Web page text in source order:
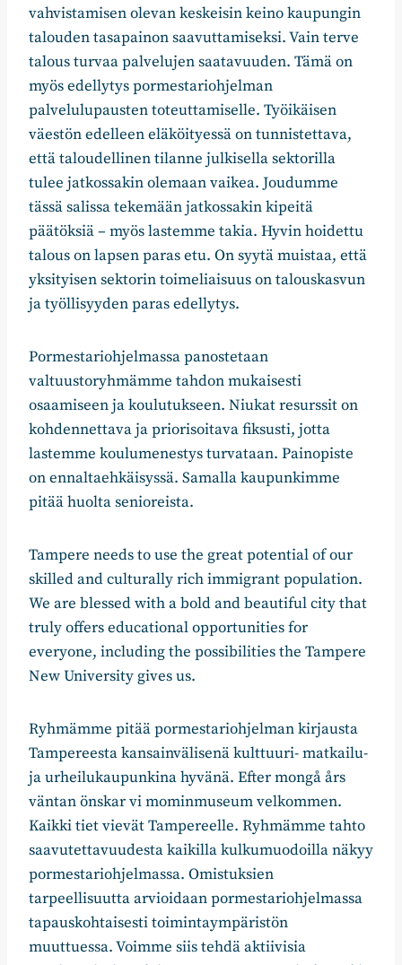
vahvistamisen olevan keskeisin keino kaupungin
talouden tasapainon saavuttamiseksi. Vain terve
talous turvaa palvelujen saatavuuden. Tämä on
myös edellytys pormestariohjelman
palvelulupausten toteuttamiselle. Työikäisen
väestön edelleen eläköityessä on tunnistettava,
että taloudellinen tilanne julkisella sektorilla
tulee jatkossakin olemaan vaikea. Joudumme
tässä salissa tekemään jatkossakin kipeitä
päätöksiä – myös lastemme takia. Hyvin hoidettu
talous on lapsen paras etu. On syytä muistaa, että
yksityisen sektorin toimeliaisuus on talouskasvun
ja työllisyyden paras edellytys.
Pormestariohjelmassa panostetaan
valtuustoryhmämme tahdon mukaisesti
osaamiseen ja koulutukseen. Niukat resurssit on
kohdennettava ja priorisoitava fiksusti, jotta
lastemme koulumenestys turvataan. Painopiste
on ennaltaehkäisyssä. Samalla kaupunkimme
pitää huolta senioreista.
Tampere needs to use the great potential of our
skilled and culturally rich immigrant population.
We are blessed with a bold and beautiful city that
truly offers educational opportunities for
everyone, including the possibilities the Tampere
New University gives us.
Ryhmämme pitää pormestariohjelman kirjausta
Tampereesta kansainvälisenä kulttuuri- matkailu-
ja urheilukaupunkina hyvänä. Efter mongå års
väntan önskar vi mominmuseum velkommen.
Kaikki tiet vievät Tampereelle. Ryhmämme tahto
saavutettavuudesta kaikilla kulkumuodoilla näkyy
pormestariohjelmassa. Omistuksien
tarpeellisuutta arvioidaan pormestariohjelmassa
tapauskohtaisesti toimintaympäristön
muuttuessa. Voimme siis tehdä aktiivisia